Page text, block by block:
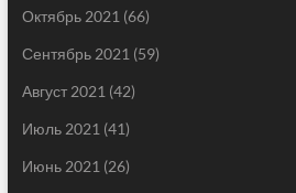
Октябрь 2021 (66)
Сентябрь 2021 (59)
Август 2021 (42)
Июль 2021 (41)
Июнь 2021 (26)